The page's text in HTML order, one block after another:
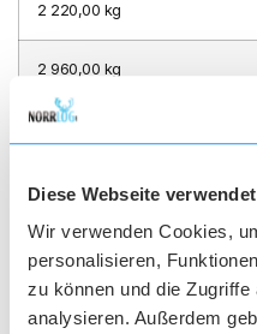
Diese Webseite
Wir verwenden Cookies,
personalisieren,
zu können und die
analysieren. Außerdem
2 220,00 kg
2 960,00 kg
3 700,00 kg
5 000,00 kg
Postinumero: 5*